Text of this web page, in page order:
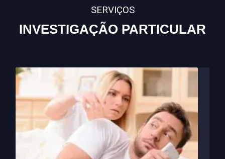
SERVIÇOS
INVESTIGAÇÃO PARTICULAR